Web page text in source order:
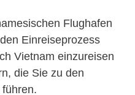
Flughafen
Einreiseprozess
Vietnam einzureisen
die Sie zu den